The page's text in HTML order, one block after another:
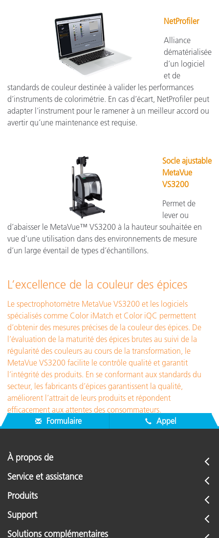
NetProfiler
Alliance
dématérialisée
d’un logiciel
et de
standards de couleur destinée à valider les performances
d’instruments de colorimétrie. En cas d’écart, NetProfiler peut
adapter l’instrument pour le ramener à un meilleur accord ou
avertir qu’une maintenance est requise.
Socle ajustable
MetaVue
VS3200
Permet de
lever ou
d’abaisser le MetaVue™ VS3200 à la hauteur souhaitée en
vue d’une utilisation dans des environnements de mesure
d’un large éventail de types d’échantillons.
L’excellence de la couleur des épices
Le spectrophotomètre MetaVue VS3200 et les logiciels
spécialisés comme Color iMatch et Color iQC permettent
d’obtenir des mesures précises de la couleur des épices. De
l’évaluation de la maturité des épices brutes au suivi de la
régularité des couleurs au cours de la transformation, le
MetaVue VS3200 facilite le contrôle qualité et garantit
l’intégrité des produits. En se conformant aux standards du
secteur, les fabricants d’épices garantissent la qualité,
améliorent l’attrait de leurs produits et répondent
efficacement aux attentes des consommateurs.
Formulaire
Appel
À propos de
Service et assistance
Produits
Support
Solutions complémentaires